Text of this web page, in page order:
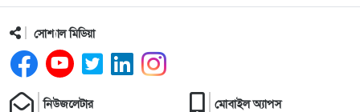
মোহনপুরে রাজ্জাক হত্যা মামলার দুই আসামীকে গাজীপুর
১২
নগরীতে মাদকবিরোধী বিশেষ টিমের অভিযানে গ্রেপ্তার ১
১৩
সোশ্যাল মিডিয়া
নিউজলেটার মোবাইল অ্যাপস